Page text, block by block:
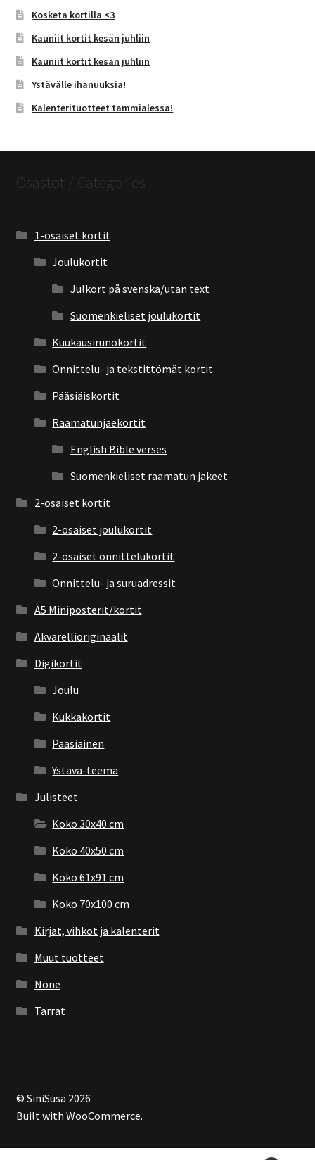
Kosketa kortilla <3
Kauniit kortit kesän juhliin
Kauniit kortit kesän juhliin
Ystävälle ihanuuksia!
Kalenterituotteet tammialessa!
Osastot / Categories
1-osaiset kortit
Joulukortit
Julkort på svenska/utan text
Suomenkieliset joulukortit
Kuukausirunokortit
Onnittelu- ja tekstittömät kortit
Pääsiäiskortit
Raamatunjaekortit
English Bible verses
Suomenkieliset raamatun jakeet
2-osaiset kortit
2-osaiset joulukortit
2-osaiset onnittelukortit
Onnittelu- ja suruadressit
A5 Miniposterit/kortit
Akvarellioriginaalit
Digikortit
Joulu
Kukkakortit
Pääsiäinen
Ystävä-teema
Julisteet
Koko 30x40 cm
Koko 40x50 cm
Koko 61x91 cm
Koko 70x100 cm
Kirjat, vihkot ja kalenterit
Muut tuotteet
None
Tarrat
© SiniSusa 2026
Built with WooCommerce.